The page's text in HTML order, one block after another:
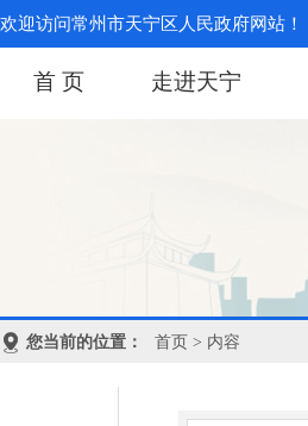
欢迎访问常州市天宁区人民政府网站！
首 页 走进天宁
您当前的位置： 首页 > 内容